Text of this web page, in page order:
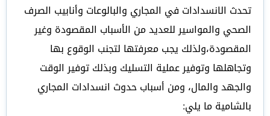
تحدث الانسدادات في المجاري والبالوعات وأنابيب الصرف
الصحي والمواسير للعديد من الأسباب المقصودة وغير
المقصودة،ولذلك يجب معرفتها لتجنب الوقوع بها
وتجاهلها وتوفير عملية التسليك وبذلك توفير الوقت
والجهد والمال، ومن أسباب حدوث انسدادات المجاري
بالشامية ما يلي: